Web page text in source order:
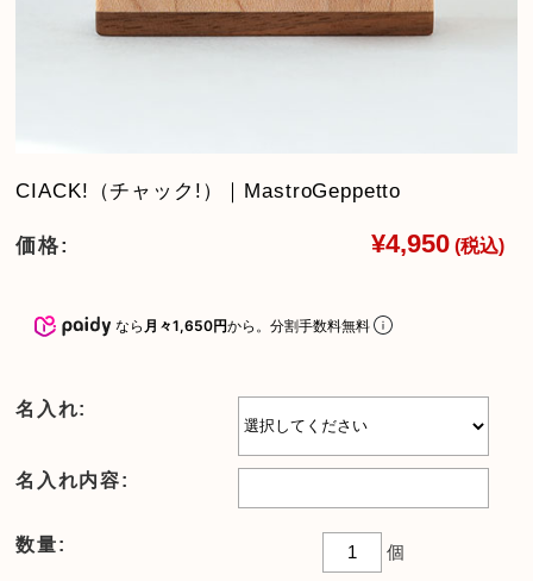
CIACK!（チャック!）｜MastroGeppetto
価格: ¥4,950 (税込)
なら 月々1,650円から。分割手数料無料
名入れ:
名入れ内容:
数量: 個